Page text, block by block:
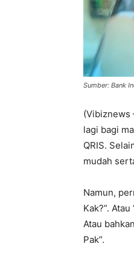
Sumber: Bank
(Vibiznews
lagi bagi
QRIS.
mudah
Namun,
Kak?”.
Atau
Pak”.